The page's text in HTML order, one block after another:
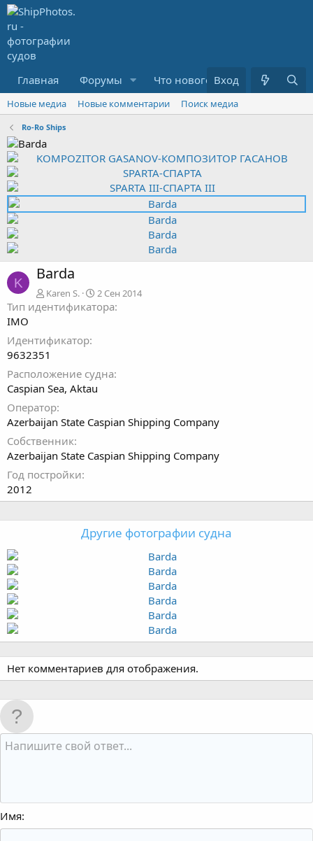
Главная Форумы Что нового? Медиа
Вход
Новые медиа Новые комментарии Поиск медиа
Ro-Ro Ships
K Barda
Karen S. 2 Сен 2014
Тип идентификатора
IMO
Идентификатор
9632351
Расположение судна
Caspian Sea, Aktau
Оператор
Azerbaijan State Caspian Shipping Company
Собственник
Azerbaijan State Caspian Shipping Company
Год постройки
2012
Другие фотографии судна
Нет комментариев для отображения.
Имя